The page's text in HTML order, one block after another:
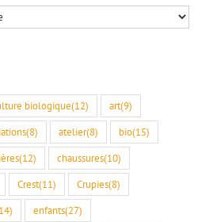
biologique(12) art(9)
(8) atelier(8) bio(15)
(12) chaussures(10)
Crest(11) Crupies(8)
enfants(27)